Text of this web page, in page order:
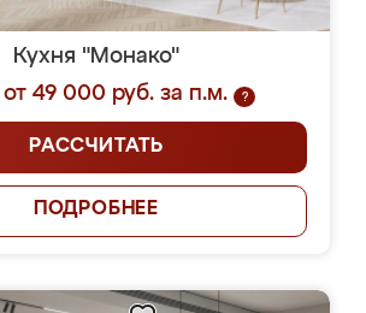
Кухня "Монако"
49 000 руб. за п.м.
?
РАССЧИТАТЬ
ПОДРОБНЕЕ